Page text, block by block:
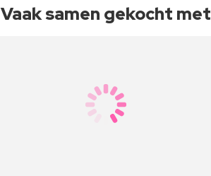
Vaak samen gekocht met